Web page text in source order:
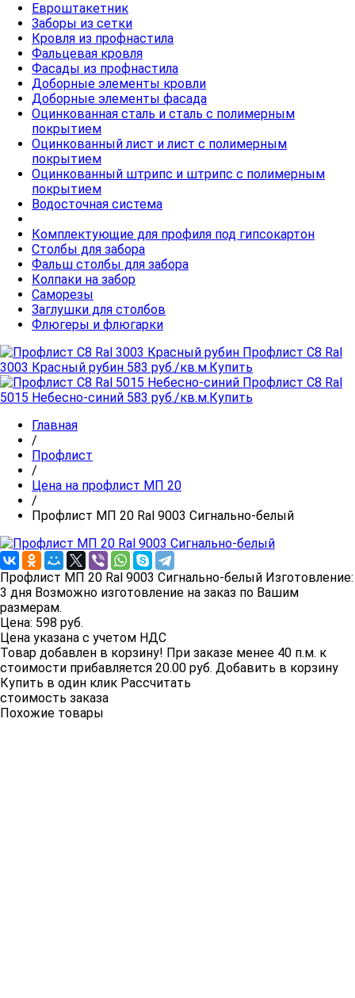
Евроштакетник
Заборы из сетки
Кровля из профнастила
Фальцевая кровля
Фасады из профнастила
Доборные элементы кровли
Доборные элементы фасада
Оцинкованная сталь и сталь с полимерным
покрытием
Оцинкованный лист и лист с полимерным
покрытием
Оцинкованный штрипс и штрипс с полимерным
покрытием
Водосточная система
Комплектующие для профиля под гипсокартон
Столбы для забора
Фальш столбы для забора
Колпаки на забор
Cаморезы
Заглушки для столбов
Флюгеры и флюгарки
Профлист C8 Ral
3003 Красный рубин 583 руб./кв.м.Купить
Профлист C8 Ral
5015 Небесно-синий 583 руб./кв.м.Купить
Главная
/
Профлист
/
Цена на профлист МП 20
/
Профлист МП 20 Ral 9003 Сигнально-белый
Профлист МП 20 Ral 9003 Сигнально-белый Изготовление:
3 дня Возможно изготовление на заказ по Вашим
размерам.
Цена: 598 руб.
Цена указана с учетом НДС
Товар добавлен в корзину! При заказе менее 40 п.м. к
стоимости прибавляется 20.00 руб. Добавить в корзину
Купить в один клик Рассчитать
стоимость заказа
Похожие товары